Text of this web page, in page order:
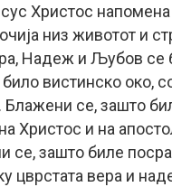
Христос
низ животот и
Надеж и Љубов се
вистинско око,
Блажени се, зашто
Христос и на
се, зашто биле
цврстата вера и